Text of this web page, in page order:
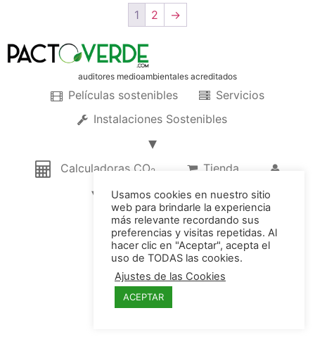
1 2 →
auditores medioambientales acreditados
Películas sostenibles
Servicios
Instalaciones Sostenibles
Calculadoras CO2 Tienda
© 2022 Pacto Verde, SL
Usamos cookies en nuestro sitio
web para brindarle la experiencia
más relevante recordando sus
preferencias y visitas repetidas. Al
hacer clic en "Aceptar", acepta el
uso de TODAS las cookies.
Ajustes de las Cookies
ACEPTAR